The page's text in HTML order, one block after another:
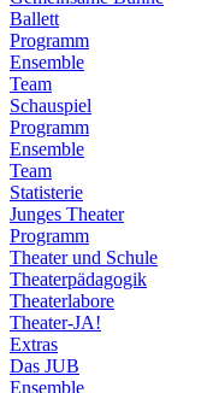
Ballett
Programm
Ensemble
Team
Schauspiel
Programm
Ensemble
Team
Statisterie
Junges Theater
Programm
Theater und Schule
Theaterpädagogik
Theaterlabore
Theater-JA!
Extras
Das JUB
Ensemble